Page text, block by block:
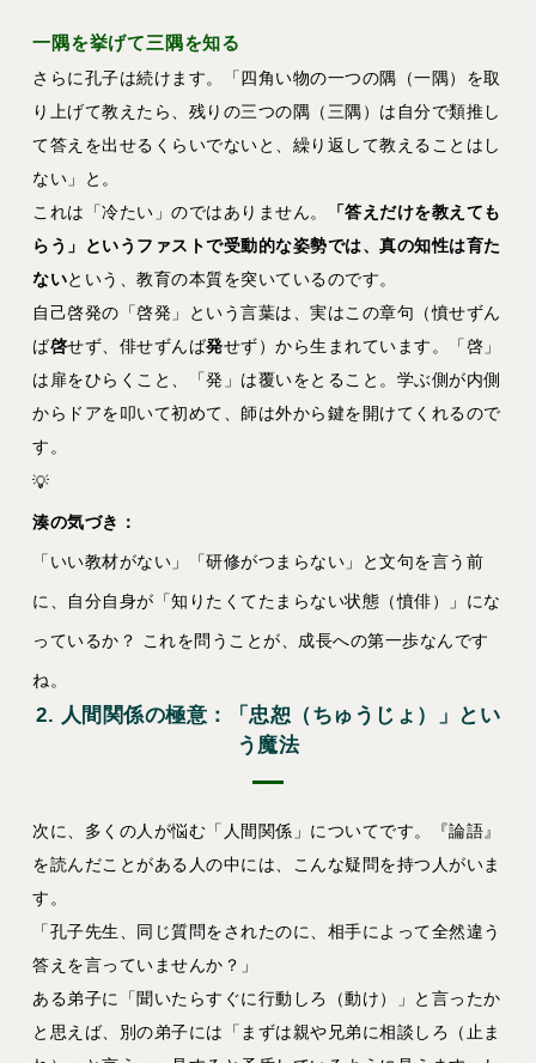
一隅を挙げて三隅を知る
さらに孔子は続けます。「四角い物の一つの隅（一隅）を取
り上げて教えたら、残りの三つの隅（三隅）は自分で類推し
て答えを出せるくらいでないと、繰り返して教えることはし
ない」と。
これは「冷たい」のではありません。
「答えだけを教えても
らう」というファストで受動的な姿勢では、真の知性は育た
ないという、教育の本質を突いているのです。
自己啓発の「啓発」という言葉は、実はこの章句（憤せずん
ば啓せず、俳せずんば発せず）から生まれています。「啓」
は扉をひらくこと、「発」は覆いをとること。学ぶ側が内側
からドアを叩いて初めて、師は外から鍵を開けてくれるので
す。
💡
湊の気づき：
「いい教材がない」「研修がつまらない」と文句を言う前
に、自分自身が「知りたくてたまらない状態（憤俳）」にな
っているか？ これを問うことが、成長への第一歩なんです
ね。
2. 人間関係の極意：「忠恕（ちゅうじょ）」とい
う魔法
次に、多くの人が悩む「人間関係」についてです。『論語』
を読んだことがある人の中には、こんな疑問を持つ人がいま
す。
「孔子先生、同じ質問をされたのに、相手によって全然違う
答えを言っていませんか？」
ある弟子に「聞いたらすぐに行動しろ（動け）」と言ったか
と思えば、別の弟子には「まずは親や兄弟に相談しろ（止ま